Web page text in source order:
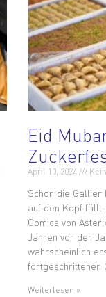
Eid
April 10, 2024
Schon die Gallier
auf den Kopf
Comics von
Jahren vor der
wahrscheinlich
fortgeschrittenen
Weiterlesen »